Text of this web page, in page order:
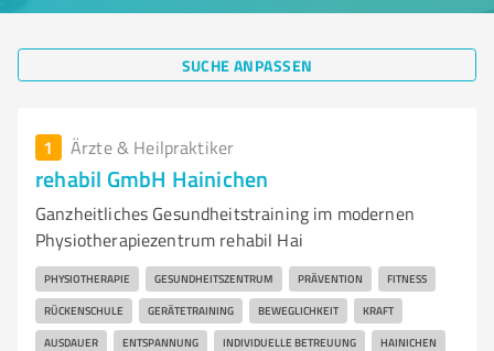
SUCHE ANPASSEN
1 Ärzte & Heilpraktiker
rehabil GmbH Hainichen
Ganzheitliches Gesundheitstraining im modernen
Physiotherapiezentrum rehabil Hai
PHYSIOTHERAPIE GESUNDHEITSZENTRUM PRÄVENTION FITNESS
RÜCKENSCHULE GERÄTETRAINING BEWEGLICHKEIT KRAFT
AUSDAUER ENTSPANNUNG INDIVIDUELLE BETREUUNG HAINICHEN